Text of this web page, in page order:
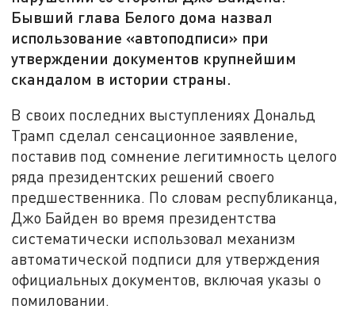
Бывший глава Белого дома назвал
использование «автоподписи» при
утверждении документов крупнейшим
скандалом в истории страны.
В своих последних выступлениях Дональд
Трамп сделал сенсационное заявление,
поставив под сомнение легитимность целого
ряда президентских решений своего
предшественника. По словам республиканца,
Джо Байден во время президентства
систематически использовал механизм
автоматической подписи для утверждения
официальных документов, включая указы о
помиловании.